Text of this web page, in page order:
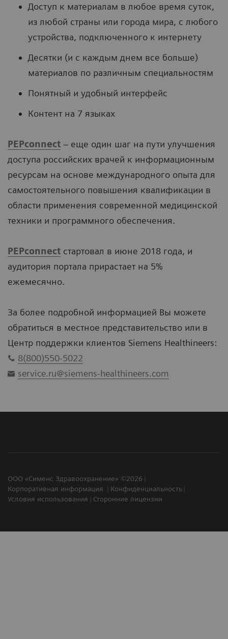
Доступ к материалам в любое время суток,
из любой страны или города мира, с любого
устройства, подключенного к интернету
Десятки (и с каждым днем все больше)
материалов по различным специальностям
Понятный и удобный интерфейс
Контент на 7 языках
PEPconnect – еще один шаг на пути улучшения
доступа российских врачей к информационным
ресурсам на основе международного опыта для
самостоятельного повышения квалификации в
области применения современной медицинской
техники и программного обеспечения.
PEPconnect стартовал в июне 2018 года, и
аудитория портала прирастает на 5%
ежемесячно.
За более подробной информацией Вы можете
обратиться в местное представительство или в
Центр поддержки клиентов Siemens Healthineers:
8(800)550-5022
service.ru@siemens-healthineers.com
ООО «Сименс Здравоохранение» ©2026
Корпоративная информация
Конфиденциальность
Условия использования
Сторонние лицензии